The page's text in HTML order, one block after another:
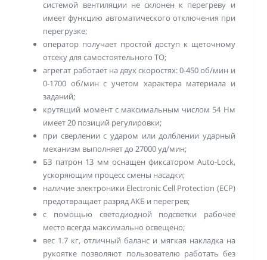
системой вентиляции не склонен к перегреву и
имеет функцию автоматического отключения при
перегрузке;
оператор получает простой доступ к щеточному
отсеку для самостоятельного ТО;
агрегат работает на двух скоростях: 0-450 об/мин и
0-1700 об/мин с учетом характера материала и
заданий;
крутящий момент с максимальным числом 54 Нм
имеет 20 позиций регулировки;
при сверлении с ударом или долблении ударный
механизм выполняет до 27000 уд/мин;
БЗ патрон 13 мм оснащен фиксатором Auto-Lock,
ускоряющим процесс смены насадки;
наличие электроники Electronic Cell Protection (ECP)
предотвращает разряд АКБ и перегрев;
с помощью светодиодной подсветки рабочее
место всегда максимально освещено;
вес 1.7 кг, отличный баланс и мягкая накладка на
рукоятке позволяют пользователю работать без